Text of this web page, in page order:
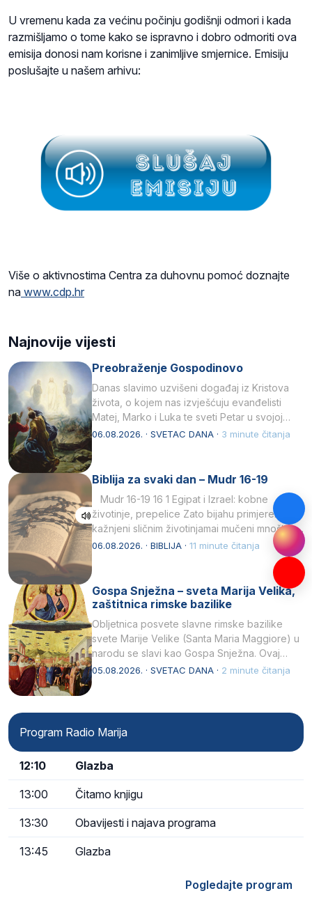
U vremenu kada za većinu počinju godišnji odmori i kada
razmišljamo o tome kako se ispravno i dobro odmoriti ova
emisija donosi nam korisne i zanimljive smjernice. Emisiju
poslušajte u našem arhivu:
Više o aktivnostima Centra za duhovnu pomoć doznajte
na www.cdp.hr
Najnovije vijesti
Preobraženje Gospodinovo
Danas slavimo uzvišeni događaj iz Kristova
života, o kojem nas izvješćuju evanđelisti
Matej, Marko i Luka te sveti Petar u svojoj
drugoj…
06.08.2026. · SVETAC DANA · 3 minute čitanja
Biblija za svaki dan – Mudr 16-19
Mudr 16-19 16 1 Egipat i Izrael: kobne
životinje, prepelice Zato bijahu primjereno
kažnjeni sličnim životinjamai mučeni mnoštvom
kukaca.2 A narod…
06.08.2026. · BIBLIJA · 11 minute čitanja
Gospa Snježna – sveta Marija Velika,
zaštitnica rimske bazilike
Obljetnica posvete slavne rimske bazilike
svete Marije Velike (Santa Maria Maggiore) u
narodu se slavi kao Gospa Snježna. Ovaj
naziv, Sancta Maria…
05.08.2026. · SVETAC DANA · 2 minute čitanja
Program Radio Marija
12:10 Glazba
13:00 Čitamo knjigu
13:30 Obavijesti i najava programa
13:45 Glazba
Pogledajte program